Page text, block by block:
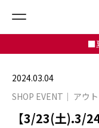
■
2024.03.04
SHOP EVENT
アウ
【3/23(土).3/